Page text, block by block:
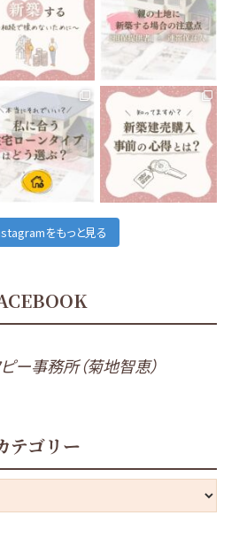
は親の土地に新築す
場合の注意点で、
12月 3
親御さんが所有している
土地に家を建てる...
12月 1
ローンは当然です
を建てる時に組む
もの...
11月 26
tomoe_kikuchi_lifeplan
最近の会津地域、建売住
宅がとても多いなと感じ
ます。...
11月 24
をもっと見る
ー事務所（菊地智恵）
テゴリー